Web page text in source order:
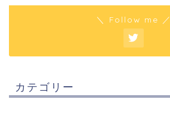
＼ Follow me ／
カテゴリー